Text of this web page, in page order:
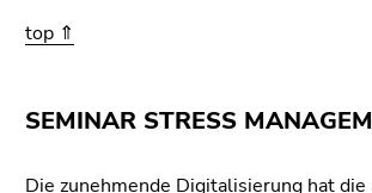
top ⇑
SEMINAR STRESS
Die zunehmende Digitalisierung hat